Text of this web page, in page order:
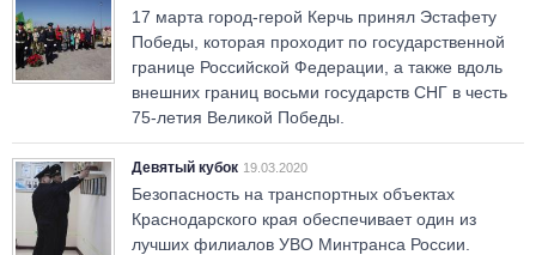
17 марта город-герой Керчь принял Эстафету
Победы, которая проходит по государственной
границе Российской Федерации, а также вдоль
внешних границ восьми государств СНГ в честь
75-летия Великой Победы.
Девятый кубок 19.03.2020
Безопасность на транспортных объектах
Краснодарского края обеспечивает один из
лучших филиалов УВО Минтранса России.